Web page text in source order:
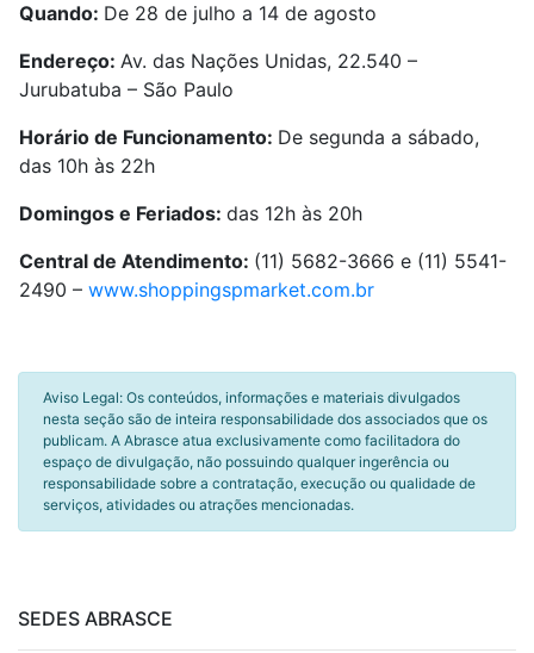
Quando: De 28 de julho a 14 de agosto
Endereço: Av. das Nações Unidas, 22.540 –
Jurubatuba – São Paulo
Horário de Funcionamento: De segunda a sábado,
das 10h às 22h
Domingos e Feriados: das 12h às 20h
Central de Atendimento: (11) 5682-3666 e (11) 5541-
2490 – www.shoppingspmarket.com.br
Aviso Legal: Os conteúdos, informações e materiais divulgados
nesta seção são de inteira responsabilidade dos associados que os
publicam. A Abrasce atua exclusivamente como facilitadora do
espaço de divulgação, não possuindo qualquer ingerência ou
responsabilidade sobre a contratação, execução ou qualidade de
serviços, atividades ou atrações mencionadas.
SEDES ABRASCE